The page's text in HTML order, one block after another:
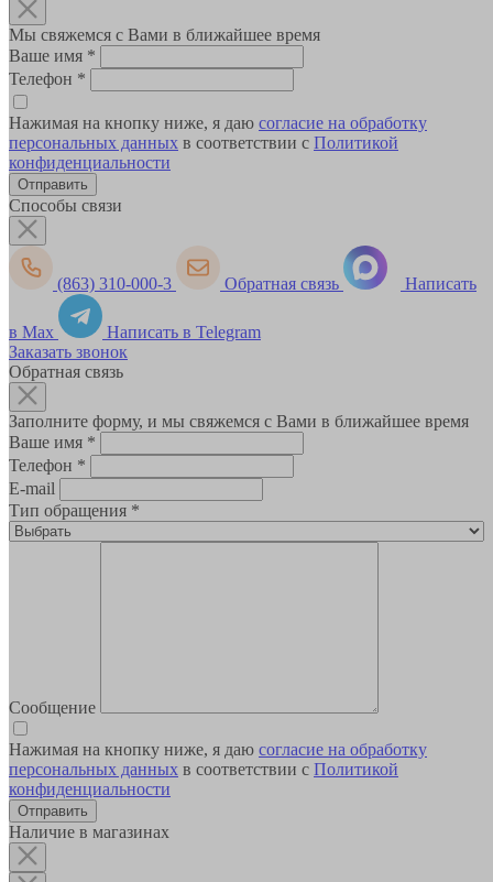
Мы свяжемся с Вами в ближайшее время
Ваше имя *
Телефон *
Нажимая на кнопку ниже, я даю согласие на обработку
персональных данных в соответствии с Политикой
конфиденциальности
Способы связи
(863) 310-000-3 Обратная связь Написать
в Max
Написать в Telegram
Заказать звонок
Обратная связь
Заполните форму, и мы свяжемся с Вами в ближайшее время
Ваше имя *
Телефон *
E-mail
Тип обращения *
Сообщение
Нажимая на кнопку ниже, я даю согласие на обработку
персональных данных в соответствии с Политикой
конфиденциальности
Наличие в магазинах